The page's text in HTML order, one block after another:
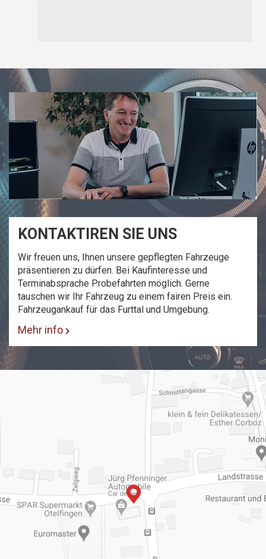
KONTAKTIREN SIE UNS
Wir freuen uns, Ihnen unsere gepflegten Fahrzeuge
präsentieren zu dürfen. Bei Kaufinteresse und
Terminabsprache Probefahrten möglich. Gerne
tauschen wir Ihr Fahrzeug zu einem fairen Preis ein.
Fahrzeugankauf für das Furttal und Umgebung.
Mehr info